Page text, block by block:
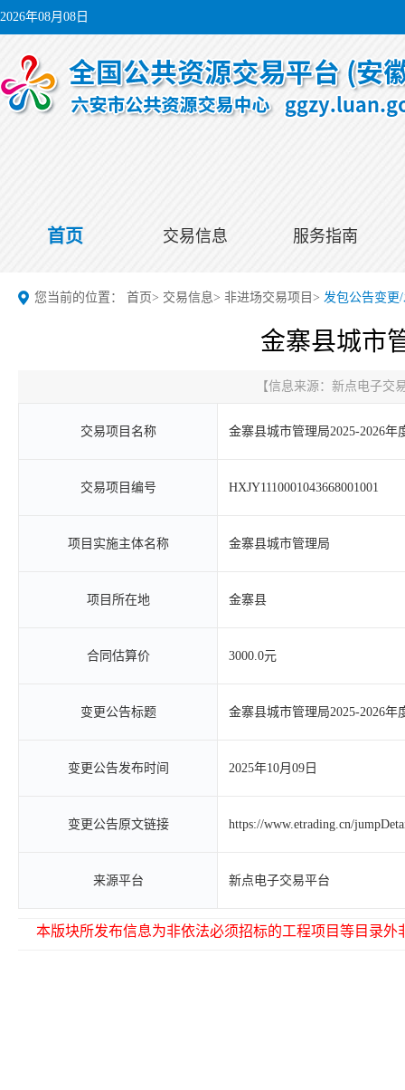
2026年08月08日
首页 交易信息 服务指南
您当前的位置： 首页> 交易信息> 非进场交易项目 > 发包公告变更
金寨县城市
【信息来源： 新点电子交
交易项目名称 金寨县城市管理局2025-2026年
交易项目编号 HXJY1110001043668001001
项目实施主体名称 金寨县城市管理局
项目所在地 金寨县
合同估算价 3000.0元
变更公告标题 金寨县城市管理局2025-2026年
变更公告发布时间 2025年10月09日
变更公告原文链接 https://www.etrading.cn/
来源平台 新点电子交易平台
本版块所发布信息为非依法必须招标的工程项目等目录